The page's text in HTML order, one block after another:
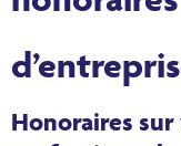
Honoraires sur